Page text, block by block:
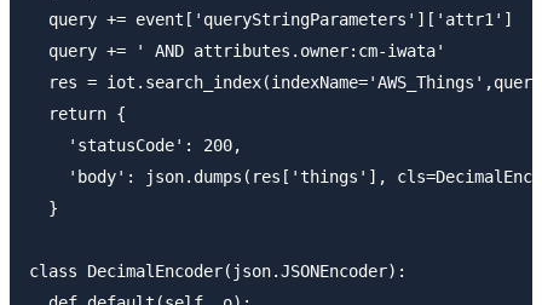
  query += event['queryStringParameters']['attr1']
  query += ' AND attributes.owner:cm-iwata'
res =
  return {
    'statusCode': 200,
'body': json.dumps(res['things'],
  }
class DecimalEncoder(json.JSONEncoder):